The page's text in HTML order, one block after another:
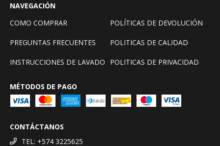
NAVEGACIÓN
COMO COMPRAR
POLÍTICAS DE DEVOLUCIÓN
PREGUNTAS FRECUENTES POLITICAS DE CALIDAD
INSTRUCCIONES DE LAVADO POLITICAS DE PRIVACIDAD
MÉTODOS DE PAGO
CONTÁCTANOS
TEL: +574 3225625